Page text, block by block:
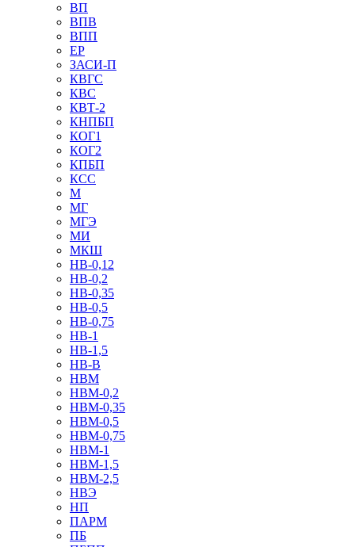
ВП
ВПВ
ВПП
ЕР
ЗАСИ-П
КВГС
КВС
КВТ-2
КНПБП
КОГ1
КОГ2
КПБП
КСС
М
МГ
МГЭ
МИ
МКШ
НВ-0,12
НВ-0,2
НВ-0,35
НВ-0,5
НВ-0,75
НВ-1
НВ-1,5
НВ-В
НВМ
НВМ-0,2
НВМ-0,35
НВМ-0,5
НВМ-0,75
НВМ-1
НВМ-1,5
НВМ-2,5
НВЭ
НП
ПАРМ
ПБ